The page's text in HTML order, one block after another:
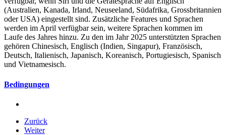
(Australien, Kanada, Irland, Neuseeland, Südafrika, Grossbritannien
oder USA) eingestellt sind. Zusätzliche Features und Sprachen
werden im April verfügbar sein, weitere Sprachen kommen im
Laufe des Jahres hinzu. Zu den im Jahr 2025 unterstützten Sprachen
gehören Chinesisch, Englisch (Indien, Singapur), Französisch,
Deutsch, Italienisch, Japanisch, Koreanisch, Portugiesisch, Spanisch
und Vietnamesisch.
Bedingungen
Zurück
Weiter